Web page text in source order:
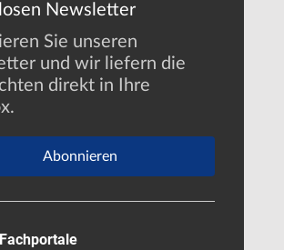
Newsletter
Sie unseren
und wir liefern die
direkt in Ihre
Abonnieren